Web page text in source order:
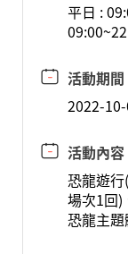
平日 :
活動期間
2022-
活動內容
恐龍遊
場次1回)
恐龍主